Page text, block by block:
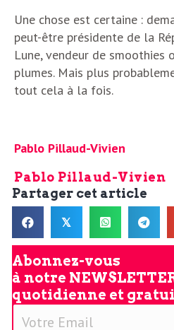
Une chose est certaine :
peut-être présidente de la
Lune, vendeur de smoothies
plumes. Mais plus
tout cela à la fois.
Pablo Pillaud-Vivien
Pablo Pillaud-Vivien
Partager cet article
𝕏
Abonnez-vous
à notre
quotidienne et
V